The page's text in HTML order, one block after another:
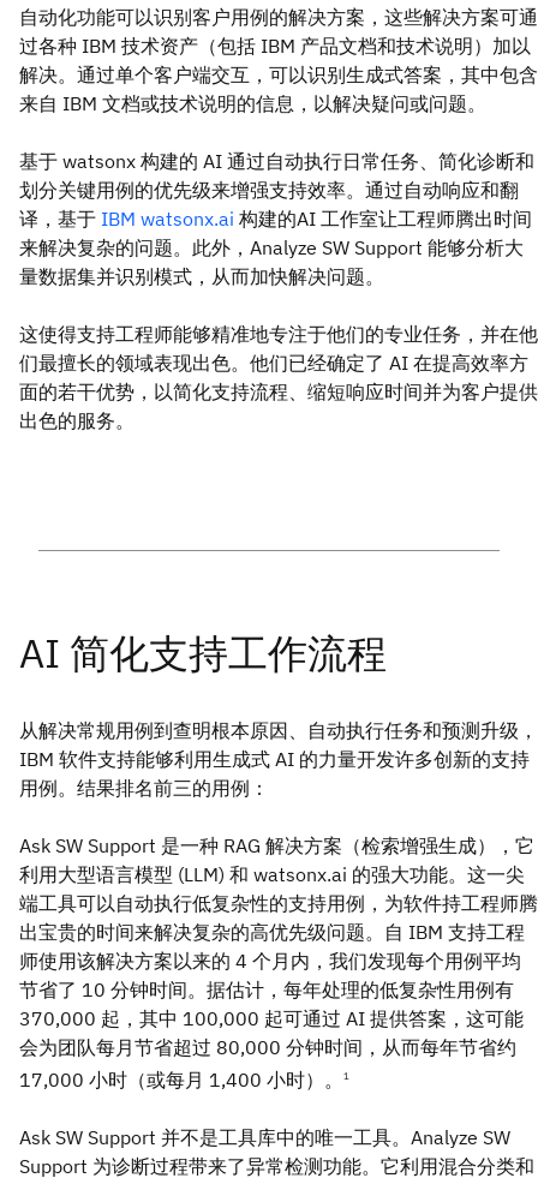
自动化功能可以识别客户用例的解决方案，这些解决方案可通
过各种 IBM 技术资产（包括 IBM 产品文档和技术说明）加以
解决。通过单个客户端交互，可以识别生成式答案，其中包含
来自 IBM 文档或技术说明的信息，以解决疑问或问题。
基于 watsonx 构建的 AI 通过自动执行日常任务、简化诊断和
划分关键用例的优先级来增强支持效率。通过自动响应和翻
译，基于 IBM watsonx.ai 构建的AI 工作室让工程师腾出时间
来解决复杂的问题。此外，Analyze SW Support 能够分析大
量数据集并识别模式，从而加快解决问题。
这使得支持工程师能够精准地专注于他们的专业任务，并在他
们最擅长的领域表现出色。他们已经确定了 AI 在提高效率方
面的若干优势，以简化支持流程、缩短响应时间并为客户提供
出色的服务。
从解决常规用例到查明根本原因、自动执行任务和预测升级，
IBM 软件支持能够利用生成式 AI 的力量开发许多创新的支持
用例。结果排名前三的用例：
Ask SW Support 是一种 RAG 解决方案（检索增强生成），它
利用大型语言模型 (LLM) 和 watsonx.ai 的强大功能。这一尖
端工具可以自动执行低复杂性的支持用例，为软件持工程师腾
出宝贵的时间来解决复杂的高优先级问题。自 IBM 支持工程
师使用该解决方案以来的 4 个月内，我们发现每个用例平均
节省了 10 分钟时间。据估计，每年处理的低复杂性用例有
370,000 起，其中 100,000 起可通过 AI 提供答案，这可能
会为团队每月节省超过 80,000 分钟时间，从而每年节省约
17,000 小时（或每月 1,400 小时）。
1
Ask SW Support 并不是工具库中的唯一工具。Analyze SW
Support 为诊断过程带来了异常检测功能。它利用混合分类和